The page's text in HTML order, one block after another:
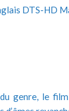
DTS-HD
genre, le